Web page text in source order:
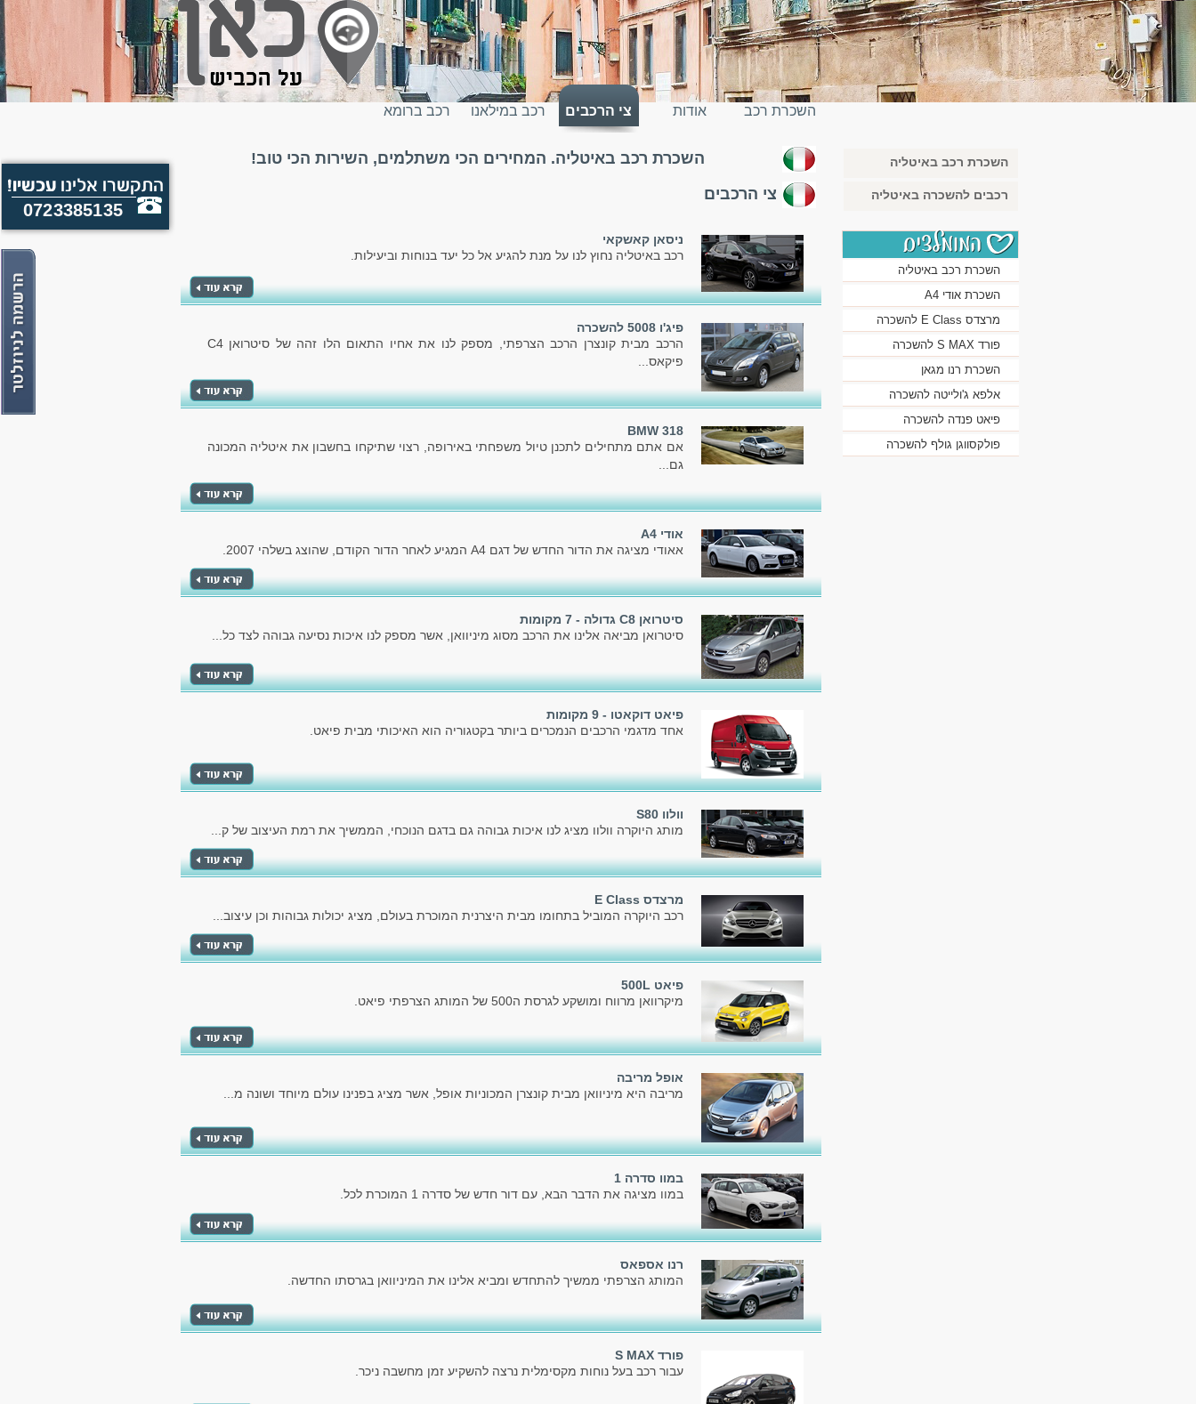
0723385135
השכרת רכב
באיטליה
אודות צי הרכבים רכב במילאנו רכב ברומא
השכרת רכב באיטליה. המחירים הכי משתלמים, השירות הכי טוב!
צי הרכבים
ניסאן קאשקאי
רכב באיטליה נחוץ לנו על מנת להגיע אל כל יעד בנוחות וביעילות.
פיג'ו 5008 להשכרה
הרכב מבית קונצרן הרכב הצרפתי, מספק לנו את אחיו התאום הלו זהה של סיטרואן C4
פיקאס...
BMW 318
אם אתם מתחילים לתכנן טיול משפחתי באירופה, רצוי שתיקחו בחשבון את איטליה המכונה
גם...
אודי A4
אאודי מציגה את הדור החדש של דגם A4 המגיע לאחר הדור הקודם, שהוצג בשלהי 2007.
סיטרואן C8 גדולה - 7 מקומות
סיטרואן מביאה אלינו את הרכב מסוג מיניוואן, אשר מספק לנו איכות נסיעה גבוהה לצד כל...
פיאט דוקאטו - 9 מקומות
אחד מדגמי הרכבים הנמכרים ביותר בקטגוריה הוא האיכותי מבית פיאט.
וולוו S80
מותג היוקרה וולוו מציג לנו איכות גבוהה גם בדגם הנוכחי, הממשיך את רמת העיצוב של ק...
מרצדס E Class
רכב היוקרה המוביל בתחומו מבית היצרנית המוכרת בעולם, מציג יכולות גבוהות וכן עיצוב...
פיאט 500L
מיקרוואן מרווח ומושקע לגרסת ה500 של המותג הצרפתי פיאט.
אופל מריבה
מריבה היא מיניוואן מבית קונצרן המכוניות אופל, אשר מציג בפנינו עולם מיוחד ושונה מ...
במוו סדרה 1
במוו מציגה את הדבר הבא, עם דור חדש של סדרה 1 המוכרת לכל.
רנו אספאס
המותג הצרפתי ממשיך להתחדש ומביא אלינו את המיניוואן בגרסתו החדשה.
פורד S MAX
עבור רכב בעל נוחות מקסימלית נרצה להשקיע זמן מחשבה ניכר.
השכרת רכב באיטליה
רכבים להשכרה באיטליה
השכרת רכב באיטליה
השכרת אודי A4
מרצדס E Class להשכרה
פורד S MAX להשכרה
השכרת רנו מגאן
אלפא ג'ולייטה להשכרה
פיאט פנדה להשכרה
פולקסווגן גולף להשכרה